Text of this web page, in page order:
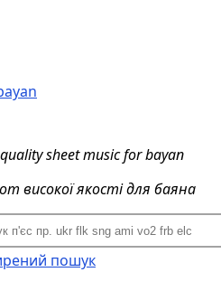
sheet music for bayan
високої якості для баяна
пошук